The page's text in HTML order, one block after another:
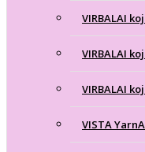
VIRBALAI
VIRBALAI
VIRBALAI
VISTA